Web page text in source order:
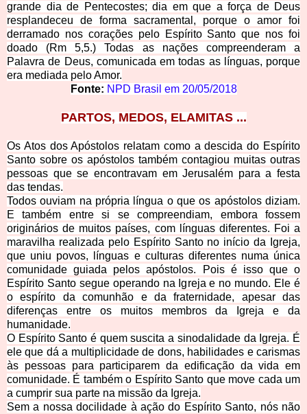
grande dia de Pentecostes; dia em que a força de Deus
resplandeceu de forma sacramental, porque o amor foi
derramado nos corações pelo Espírito Santo que nos foi
doado (Rm 5,5.) Todas as nações compreenderam a
Palavra de Deus, comunicada em todas as línguas, porque
era mediada pelo Amor.
Fonte: NPD Brasil em 20/05/2018
PARTOS, MEDOS, ELAMITAS ...
Os Atos dos Apóstolos relatam como a descida do Espírito
Santo sobre os apóstolos também contagiou muitas outras
pessoas que se encontravam em Jerusalém para a festa
das tendas.
Todos ouviam na própria língua o que os apóstolos diziam.
E também entre si se compreendiam, embora fossem
originários de muitos países, com línguas diferentes. Foi a
maravilha realizada pelo Espírito Santo no início da Igreja,
que uniu povos, línguas e culturas diferentes numa única
comunidade guiada pelos apóstolos. Pois é isso que o
Espírito Santo segue operando na Igreja e no mundo. Ele é
o espírito da comunhão e da fraternidade, apesar das
diferenças entre os muitos membros da Igreja e da
humanidade.
O Espírito Santo é quem suscita a sinodalidade da Igreja. É
ele que dá a multiplicidade de dons, habilidades e carismas
às pessoas para participarem da edificação da vida em
comunidade. É também o Espírito Santo que move cada um
a cumprir sua parte na missão da Igreja.
Sem a nossa docilidade à ação do Espírito Santo, nós não